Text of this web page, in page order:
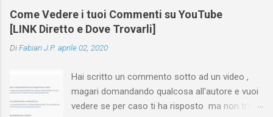
Come Vedere i tuoi Commenti su YouTube
[LINK Diretto e Dove Trovarli]
DiFabian J.P. aprile 02, 2020
Hai scritto un commento sotto ad un video ,
magari domandando qualcosa all'autore e vuoi
vedere se per caso ti ha risposto ma non trovi